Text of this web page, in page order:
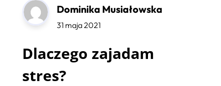
Dominika Musiałowska
31 maja 2021
Dlaczego zajadam
stres?